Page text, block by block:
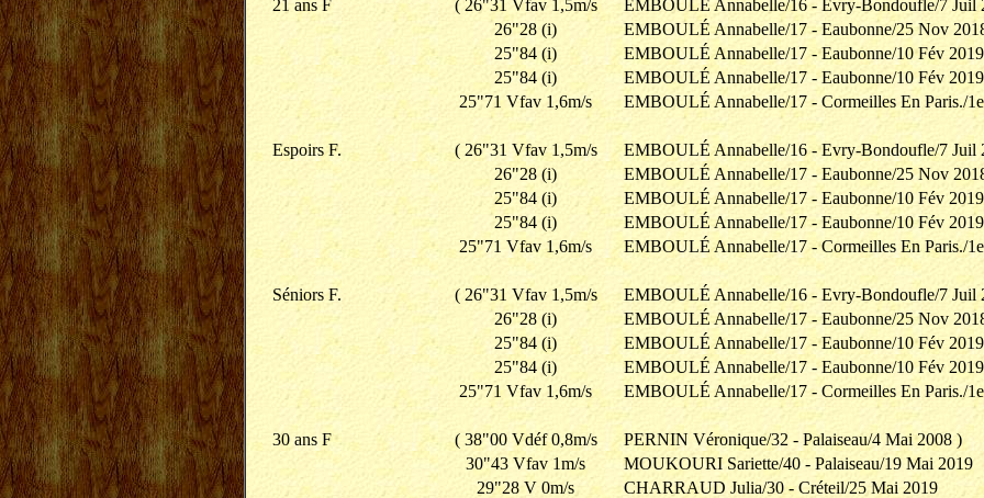
21 ans F ( 26"31 Vfav 1,5m/s
EMBOULÉ Annabelle/16 - Evry-Bondoufle/7 Juil
26"28 (i)
EMBOULÉ Annabelle/17 - Eaubonne/25 Nov
25"84 (i)
EMBOULÉ Annabelle/17 - Eaubonne/10 Fév 2019
25"84 (i)
EMBOULÉ Annabelle/17 - Eaubonne/10 Fév 2019
25"71 Vfav 1,6m/s
EMBOULÉ Annabelle/17 - Cormeilles En Paris./
Espoirs F. ( 26"31 Vfav 1,5m/s
EMBOULÉ Annabelle/16 - Evry-Bondoufle/7 Juil
26"28 (i)
EMBOULÉ Annabelle/17 - Eaubonne/25 Nov
25"84 (i)
EMBOULÉ Annabelle/17 - Eaubonne/10 Fév 2019
25"84 (i)
EMBOULÉ Annabelle/17 - Eaubonne/10 Fév 2019
25"71 Vfav 1,6m/s
EMBOULÉ Annabelle/17 - Cormeilles En Paris./
Séniors F. ( 26"31 Vfav 1,5m/s
EMBOULÉ Annabelle/16 - Evry-Bondoufle/7 Juil
26"28 (i)
EMBOULÉ Annabelle/17 - Eaubonne/25 Nov
25"84 (i)
EMBOULÉ Annabelle/17 - Eaubonne/10 Fév 2019
25"84 (i)
EMBOULÉ Annabelle/17 - Eaubonne/10 Fév 2019
25"71 Vfav 1,6m/s
EMBOULÉ Annabelle/17 - Cormeilles En Paris./
30 ans F ( 38"00 Vdéf 0,8m/s
PERNIN Véronique/32 - Palaiseau/4 Mai 2008 )
30"43 Vfav 1m/s
MOUKOURI Sariette/40 - Palaiseau/19 Mai 2019
29"28 V 0m/s
CHARRAUD Julia/30 - Créteil/25 Mai 2019